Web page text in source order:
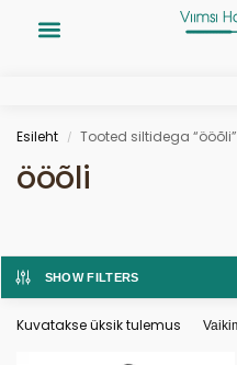
Esileht / Tooted siltidega “ööõli”
ööõli
SHOW FILTERS
Kuvatakse üksik tulemus